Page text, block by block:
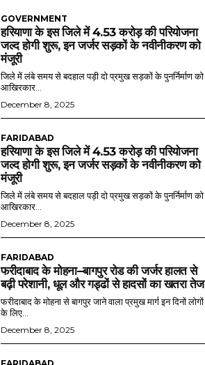
GOVERNMENT
हरियाणा के इस जिले में 4.53 करोड़ की परियोजना
जल्द होगी शुरू, इन जर्जर सड़कों के नवीनीकरण को
मंजूरी
जिले में लंबे समय से बदहाल पड़ी दो प्रमुख सड़कों के पुनर्निर्माण को
आखिरकार...
December 8, 2025
FARIDABAD
हरियाणा के इस जिले में 4.53 करोड़ की परियोजना
जल्द होगी शुरू, इन जर्जर सड़कों के नवीनीकरण को
मंजूरी
जिले में लंबे समय से बदहाल पड़ी दो प्रमुख सड़कों के पुनर्निर्माण को
आखिरकार...
December 8, 2025
FARIDABAD
फरीदाबाद के मोहना–बागपुर रोड की जर्जर हालत से
बढ़ी परेशानी, धूल और गड्ढों से हादसों का खतरा तेज
फरीदाबाद के मोहना से बागपुर जाने वाला प्रमुख मार्ग इन दिनों लोगों
के लिए...
December 8, 2025